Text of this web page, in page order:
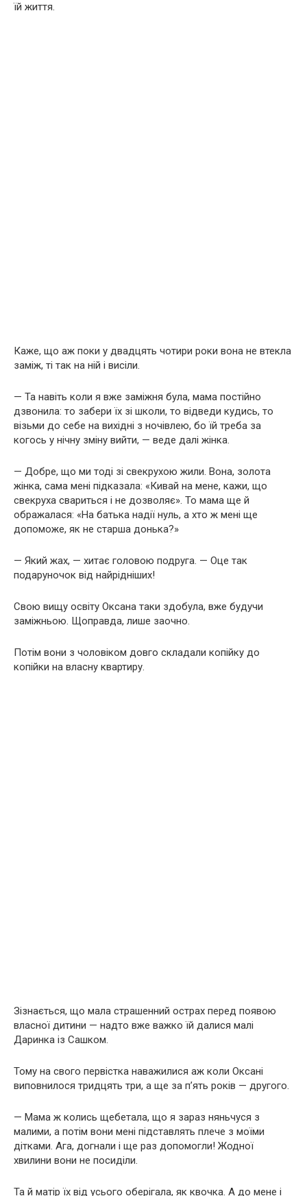
їй життя.
Каже, що аж поки у двадцять чотири роки вона не втекла
заміж, ті так на ній і висіли.
— Та навіть коли я вже заміжня була, мама постійно
дзвонила: то забери їх зі школи, то відведи кудись, то
візьми до себе на вихідні з ночівлею, бо їй треба за
когось у нічну зміну вийти, — веде далі жінка.
— Добре, що ми тоді зі свекрухою жили. Вона, золота
жінка, сама мені підказала: «Кивай на мене, кажи, що
свекруха свариться і не дозволяє». То мама ще й
ображалася: «На батька надії нуль, а хто ж мені ще
допоможе, як не старша донька?»
— Який жах, — хитає головою подруга. — Оце так
подаруночок від найрідніших!
Свою вищу освіту Оксана таки здобула, вже будучи
заміжньою. Щоправда, лише заочно.
Потім вони з чоловіком довго складали копійку до
копійки на власну квартиру.
Зізнається, що мала страшенний острах перед появою
власної дитини — надто вже важко їй далися малі
Даринка із Сашком.
Тому на свого первістка наважилися аж коли Оксані
виповнилося тридцять три, а ще за п’ять років — другого.
— Мама ж колись щебетала, що я зараз няньчуся з
малими, а потім вони мені підставлять плече з моїми
дітками. Ага, догнали і ще раз допомогли! Жодної
хвилини вони не посиділи.
Та й матір їх від усього оберігала, як квочка. А до мене і